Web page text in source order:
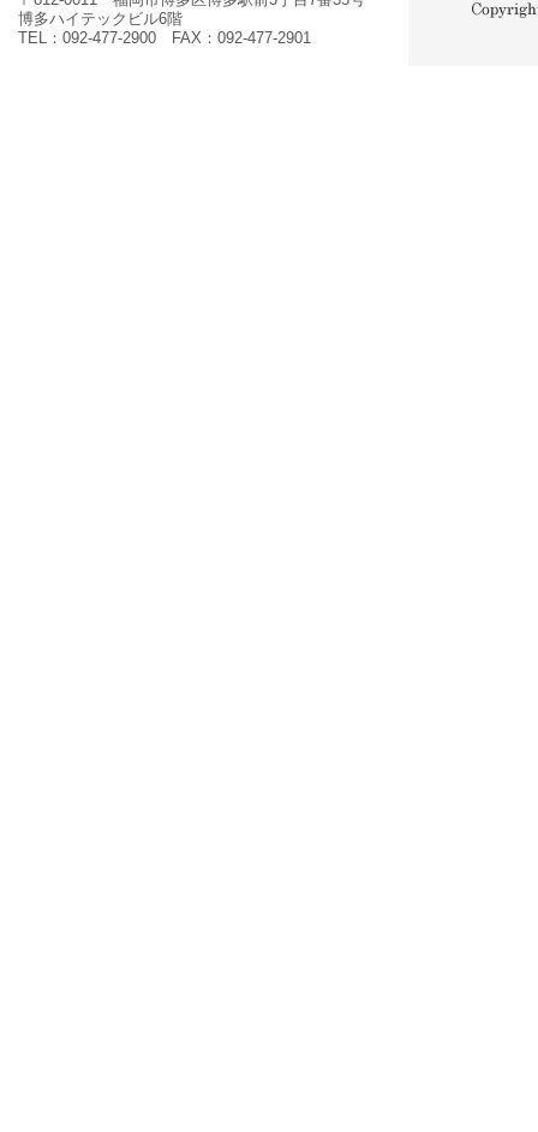
博多ハイテックビル6階
TEL：092-477-2900 FAX：092-477-2901